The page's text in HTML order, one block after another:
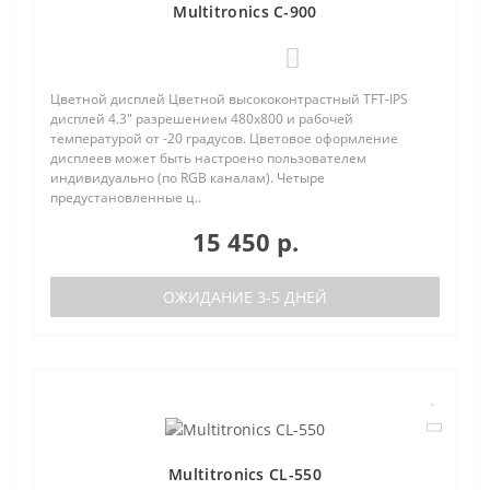
Multitronics C-900
Цветной дисплей Цветной высококонтрастный TFT-IPS
дисплей 4.3" разрешением 480х800 и рабочей
температурой от -20 градусов. Цветовое оформление
дисплеев может быть настроено пользователем
индивидуально (по RGB каналам). Четыре
предустановленные ц..
15 450 р.
ОЖИДАНИЕ 3-5 ДНЕЙ
Multitronics CL-550